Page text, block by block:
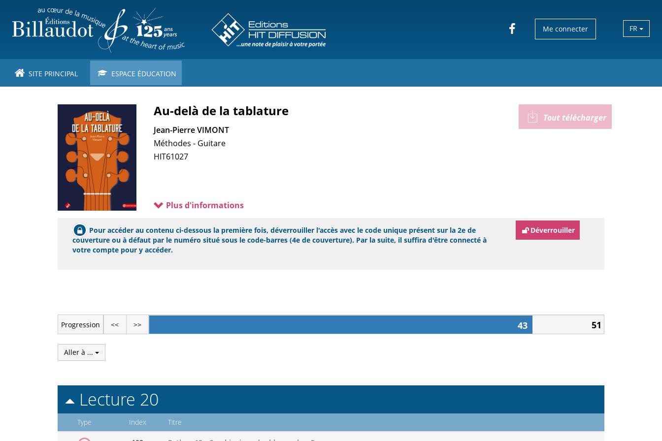
contenu
principal
Me connecter FR
SITE PRINCIPAL ESPACE ÉDUCATION
Au-delà de la tablature
Jean-Pierre VIMONT
Méthodes - Guitare
HIT61027
Plus d'informations
Tout télécharger
Pour accéder au contenu ci-dessous la première fois, déverrouiller l'accès avec le code unique présent sur la 2e de
couverture ou à défaut par le numéro situé sous le code-barres (4e de couverture). Par la suite, il suffira d'être connecté à
votre compte pour y accéder.
Déverrouiller
Progression << >> 43 51
Aller à ...
Lecture 20
Type Index Titre